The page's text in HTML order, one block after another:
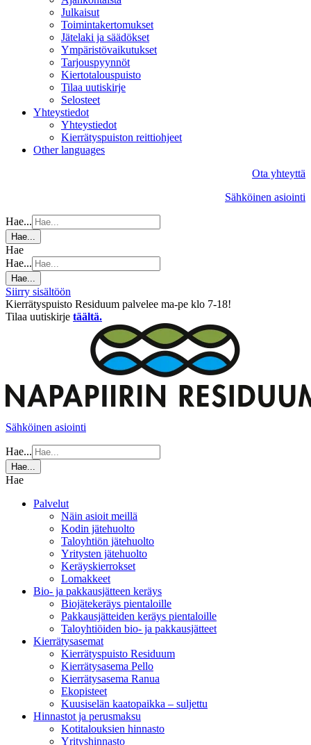
Julkaisut
Toimintakertomukset
Jätelaki ja säädökset
Ympäristövaikutukset
Tarjouspyynnöt
Kiertotalouspuisto
Tilaa uutiskirje
Selosteet
Yhteystiedot
Yhteystiedot
Kierrätyspuiston reittiohjeet
Other languages
Ota yhteyttä
Sähköinen asiointi
Hae...
Hae...
Hae
Hae...
Hae...
Siirry sisältöön
Kierrätyspuisto Residuum palvelee ma-pe klo 7-18!
Tilaa uutiskirje täältä.
Sähköinen asiointi
Hae...
Hae...
Hae
Palvelut
Näin asioit meillä
Kodin jätehuolto
Taloyhtiön jätehuolto
Yritysten jätehuolto
Keräyskierrokset
Lomakkeet
Bio- ja pakkausjätteen keräys
Biojätekeräys pientaloille
Pakkausjätteiden keräys pientaloille
Taloyhtiöiden bio- ja pakkausjätteet
Kierrätysasemat
Kierrätyspuisto Residuum
Kierrätysasema Pello
Kierrätysasema Ranua
Ekopisteet
Kuusiselän kaatopaikka – suljettu
Hinnastot ja perusmaksu
Kotitalouksien hinnasto
Yrityshinnasto